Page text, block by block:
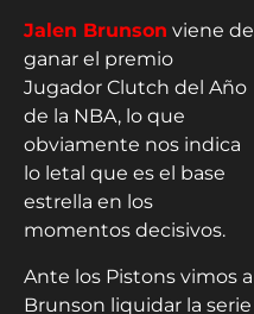
Jalen Brunson viene de
ganar el premio
Jugador Clutch del Año
de la NBA, lo que
obviamente nos indica
lo letal que es el base
estrella en los
momentos decisivos.
Ante los Pistons vimos a
Brunson liquidar la serie